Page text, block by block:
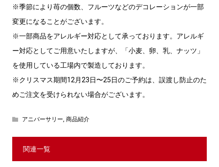
※季節により苺の個数、フルーツなどのデコレーションが一部
変更になることがございます。
※一部商品をアレルギー対応として承っております。アレルギ
ー対応としてご用意いたしますが、「小麦、卵、乳、ナッツ」
を使用している工場内で製造しております。
※クリスマス期間12月23日〜25日のご予約は、誤渡し防止のた
めご注文を受けられない場合がございます。
アニバーサリー, 商品紹介
関連一覧